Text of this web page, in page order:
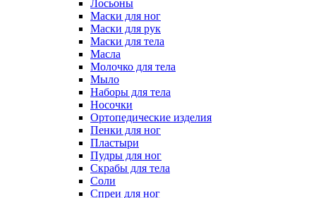
Лосьоны
Маски для ног
Маски для рук
Маски для тела
Масла
Молочко для тела
Мыло
Наборы для тела
Носочки
Ортопедические изделия
Пенки для ног
Пластыри
Пудры для ног
Скрабы для тела
Соли
Спреи для ног